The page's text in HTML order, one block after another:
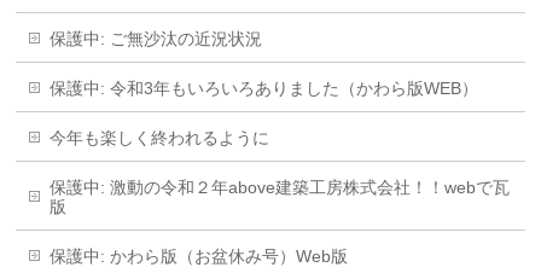
保護中: ご無沙汰の近況状況
保護中: 令和3年もいろいろありました（かわら版WEB）
今年も楽しく終われるように
保護中: 激動の令和２年above建築工房株式会社！！webで瓦
版
保護中: かわら版（お盆休み号）Web版